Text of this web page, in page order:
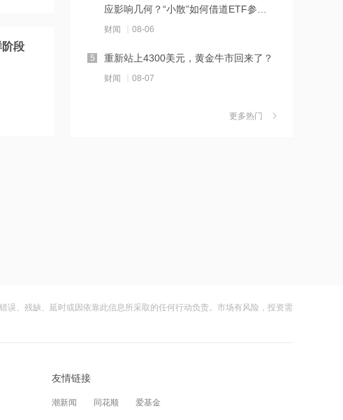
段
12:20
消息人士：马斯克拒绝让乌克兰用“星
链”打击俄境内目标
12:20
战略合作协议
11:08
应影响几何？“小散”如何借道ETF参
与？
财闻 08-06
重新站上4300美元，黄金牛市回来了？
财闻 08-07
5
四成？公司回应：设备还在安装中，谈
更多热门
、残缺、延时或因依靠此信息所采取的任何行动负责。市场有风险，投资需
友情链接
潮新闻 同花顺 爱基金